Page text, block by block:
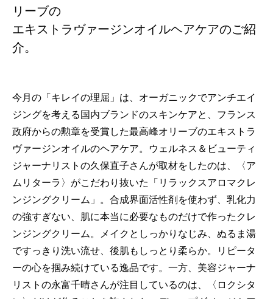
リーブの
エキストラヴァージンオイルヘアケアのご紹
介。
今月の「キレイの理屈」は、オーガニックでアンチエイ
ジングを考える国内ブランドのスキンケアと、フランス
政府からの勲章を受賞した最高峰オリーブのエキストラ
ヴァージンオイルのヘアケア。ウェルネス＆ビューティ
ジャーナリストの久保直子さんが取材をしたのは、〈ア
ムリターラ〉がこだわり抜いた「リラックスアロマクレ
ンジングクリーム」。合成界面活性剤を使わず、乳化力
の強すぎない、肌に本当に必要なものだけで作ったクレ
ンジングクリーム。メイクとしっかりなじみ、ぬるま湯
ですっきり洗い流せ、後肌もしっとり柔らか。リピータ
ーの心を掴み続けている逸品です。一方、美容ジャーナ
リストの永富千晴さんが注目しているのは、〈ロクシタ